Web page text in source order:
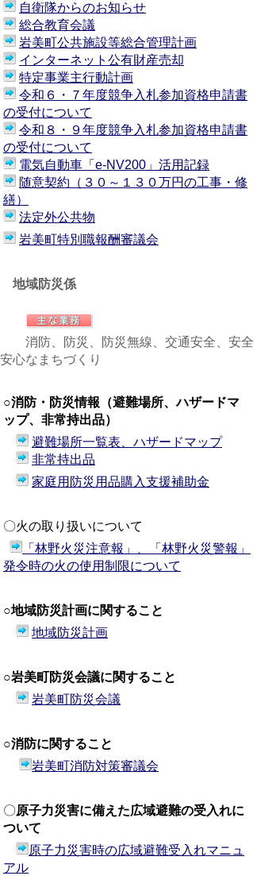
自衛隊からのお知らせ
総合教育会議
岩美町公共施設等総合管理計画
インターネット公有財産売却
特定事業主行動計画
令和６・７年度競争入札参加資格申請書
の受付について
令和８・９年度競争入札参加資格申請書
の受付について
電気自動車「e-NV200」活用記録
随意契約（３０～１３０万円の工事・修
繕）
法定外公共物
岩美町特別職報酬審議会
地域防災係
消防、防災、防災無線、交通安全、安全
安心なまちづくり
○消防・防災情報（避難場所、ハザードマ
ップ、非常持出品）
避難場所一覧表、ハザードマップ
非常持出品
家庭用防災用品購入支援補助金
〇火の取り扱いについて
「林野火災注意報」、「林野火災警報」
発令時の火の使用制限について
○地域防災計画に関すること
地域防災計画
○岩美町防災会議に関すること
岩美町防災会議
○消防に関すること
岩美町消防対策審議会
〇原子力災害に備えた広域避難の受入れに
ついて
原子力災害時の広域避難受入れマニュ
アル